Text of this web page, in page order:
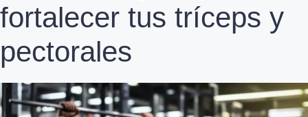
fortalecer tus tríceps y
pectorales